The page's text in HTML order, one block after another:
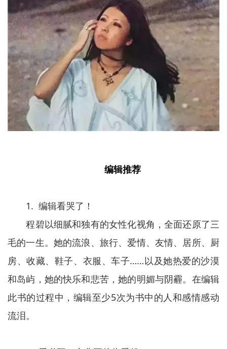
编辑推荐
1. 编辑看哭了！
程碧以细腻和独有的女性化视角，全面还原了三
毛的一生。她的流浪、旅行、爱情、友情、居所、厨
房、收藏、鞋子、衣服、车子……以及她热爱的沙漠
和岛屿，她的快乐和悲苦，她的明媚与阴霾。在编辑
此书的过程中，编辑至少5次为书中的人和感情感动
流泪。